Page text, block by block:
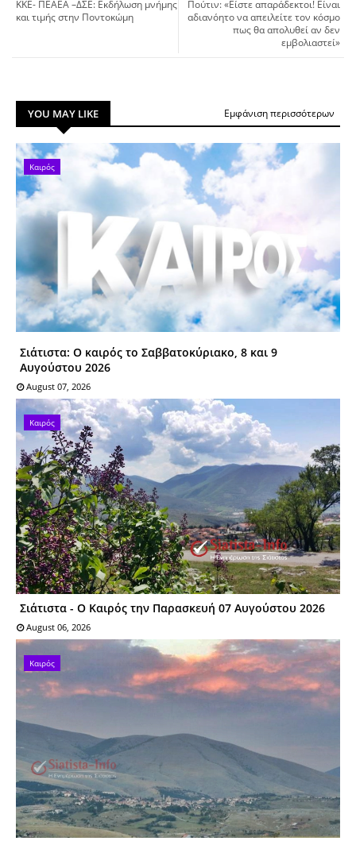
Πούτιν: «Είστε απαράδεκτοι! Είναι
αδιανόητο να απειλείτε τον κόσμο
πως θα απολυθεί αν δεν
εμβολιαστεί»
ΚΚΕ- ΠΕΑΕΑ –ΔΣΕ: Εκδήλωση μνήμης
και τιμής στην Ποντοκώμη
YOU MAY LIKE Εμφάνιση περισσότερων
Καιρός
Σιάτιστα: O καιρός το Σαββατοκύριακο, 8 και 9
Αυγούστου 2026
August 07, 2026
Καιρός
Σιάτιστα - Ο Καιρός την Παρασκευή 07 Αυγούστου 2026
August 06, 2026
Καιρός